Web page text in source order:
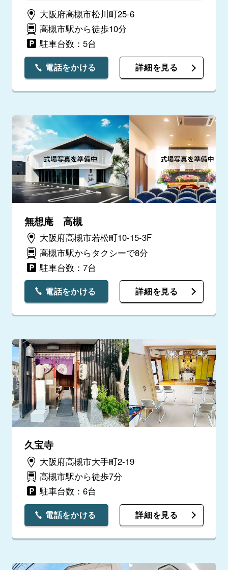
ざいました。少し思ったより金額がかかって
ので…
大阪府高槻市松川町25-6
高槻市駅から徒歩10分
駐車台数：5台
電話をかける 詳細を見る
無想庵 高槻
大阪府高槻市若松町10-15-3F
高槻市駅からタクシーで8分
駐車台数：7台
電話をかける 詳細を見る
久宝寺
大阪府高槻市大手町2-19
高槻市駅から徒歩7分
駐車台数：6台
電話をかける 詳細を見る